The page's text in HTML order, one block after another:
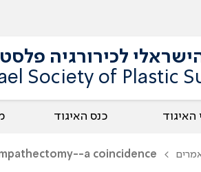
לכירורגיה
Society of Plastic
האיגוד כנס האיגוד
a coincidence?